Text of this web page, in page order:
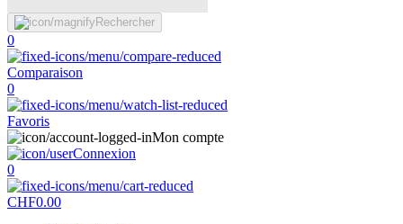
Rechercher
0
Comparaison
0
Favoris
Mon compte
Connexion
0
CHF0.00